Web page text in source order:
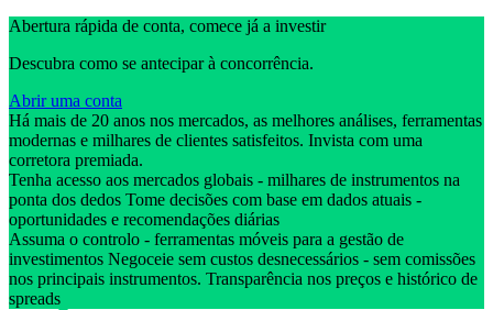
Abertura rápida de conta, comece já a investir
Descubra como se antecipar à concorrência.
Abrir uma conta
Há mais de 20 anos nos mercados, as melhores análises, ferramentas
modernas e milhares de clientes satisfeitos. Invista com uma
corretora premiada.
Tenha acesso aos mercados globais - milhares de instrumentos na
ponta dos dedos Tome decisões com base em dados atuais -
oportunidades e recomendações diárias
Assuma o controlo - ferramentas móveis para a gestão de
investimentos Negoceie sem custos desnecessários - sem comissões
nos principais instrumentos. Transparência nos preços e histórico de
spreads